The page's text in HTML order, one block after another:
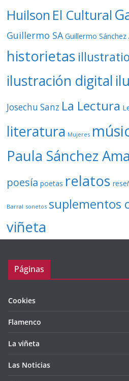
Huilson El Cultural
Guillermo SA Guillermo
historietas
ilustración digital
Josechu Sanz La Lectura
literatura Mujeres
Paula Sánchez
poesía poetas relatos
Barral sonetos suplementos
viñeta
Páginas
Cookies
Flamenco
La viñeta
Las Noticias